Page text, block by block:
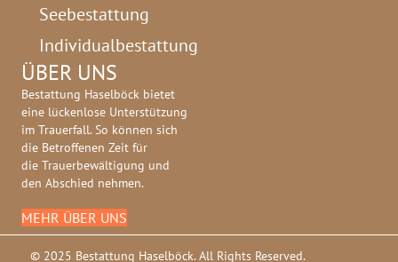
Seebestattung
Individualbestattung
ÜBER UNS
Bestattung Haselböck bietet
eine lückenlose Unterstützung
im Trauerfall. So können sich
die Betroffenen Zeit für
die Trauerbewältigung und
den Abschied nehmen.
MEHR ÜBER UNS
© 2025 Bestattung Haselböck. All Rights Reserved.